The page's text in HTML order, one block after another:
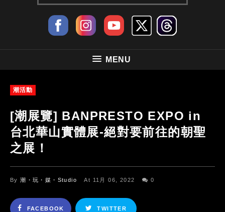
MENU
潮活動
[潮展覽] BANPRESTO EXPO in
台北華山實體展-絕對要前往的朝聖
之展！
By潮・玩・媒・Studio At 11月 06, 2022 0
FACEBOOK TWITTER